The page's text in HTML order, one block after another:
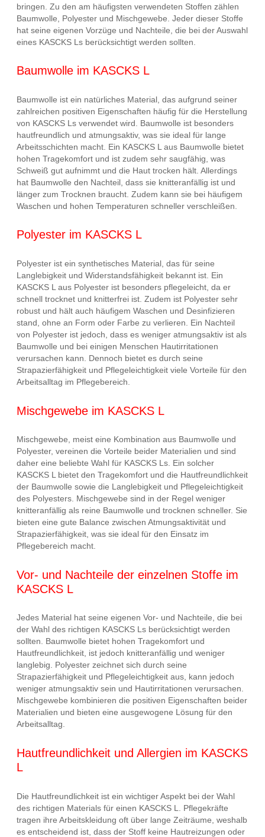
bringen. Zu den am häufigsten verwendeten Stoffen zählen
Baumwolle, Polyester und Mischgewebe. Jeder dieser Stoffe
hat seine eigenen Vorzüge und Nachteile, die bei der Auswahl
eines KASCKS Ls berücksichtigt werden sollten.
Baumwolle im KASCKS L
Baumwolle ist ein natürliches Material, das aufgrund seiner
zahlreichen positiven Eigenschaften häufig für die Herstellung
von KASCKS Ls verwendet wird. Baumwolle ist besonders
hautfreundlich und atmungsaktiv, was sie ideal für lange
Arbeitsschichten macht. Ein KASCKS L aus Baumwolle bietet
hohen Tragekomfort und ist zudem sehr saugfähig, was
Schweiß gut aufnimmt und die Haut trocken hält. Allerdings
hat Baumwolle den Nachteil, dass sie knitteranfällig ist und
länger zum Trocknen braucht. Zudem kann sie bei häufigem
Waschen und hohen Temperaturen schneller verschleißen.
Polyester im KASCKS L
Polyester ist ein synthetisches Material, das für seine
Langlebigkeit und Widerstandsfähigkeit bekannt ist. Ein
KASCKS L aus Polyester ist besonders pflegeleicht, da er
schnell trocknet und knitterfrei ist. Zudem ist Polyester sehr
robust und hält auch häufigem Waschen und Desinfizieren
stand, ohne an Form oder Farbe zu verlieren. Ein Nachteil
von Polyester ist jedoch, dass es weniger atmungsaktiv ist als
Baumwolle und bei einigen Menschen Hautirritationen
verursachen kann. Dennoch bietet es durch seine
Strapazierfähigkeit und Pflegeleichtigkeit viele Vorteile für den
Arbeitsalltag im Pflegebereich.
Mischgewebe im KASCKS L
Mischgewebe, meist eine Kombination aus Baumwolle und
Polyester, vereinen die Vorteile beider Materialien und sind
daher eine beliebte Wahl für KASCKS Ls. Ein solcher
KASCKS L bietet den Tragekomfort und die Hautfreundlichkeit
der Baumwolle sowie die Langlebigkeit und Pflegeleichtigkeit
des Polyesters. Mischgewebe sind in der Regel weniger
knitteranfällig als reine Baumwolle und trocknen schneller. Sie
bieten eine gute Balance zwischen Atmungsaktivität und
Strapazierfähigkeit, was sie ideal für den Einsatz im
Pflegebereich macht.
Vor- und Nachteile der einzelnen Stoffe im
KASCKS L
Jedes Material hat seine eigenen Vor- und Nachteile, die bei
der Wahl des richtigen KASCKS Ls berücksichtigt werden
sollten. Baumwolle bietet hohen Tragekomfort und
Hautfreundlichkeit, ist jedoch knitteranfällig und weniger
langlebig. Polyester zeichnet sich durch seine
Strapazierfähigkeit und Pflegeleichtigkeit aus, kann jedoch
weniger atmungsaktiv sein und Hautirritationen verursachen.
Mischgewebe kombinieren die positiven Eigenschaften beider
Materialien und bieten eine ausgewogene Lösung für den
Arbeitsalltag.
Hautfreundlichkeit und Allergien im KASCKS
L
Die Hautfreundlichkeit ist ein wichtiger Aspekt bei der Wahl
des richtigen Materials für einen KASCKS L. Pflegekräfte
tragen ihre Arbeitskleidung oft über lange Zeiträume, weshalb
es entscheidend ist, dass der Stoff keine Hautreizungen oder